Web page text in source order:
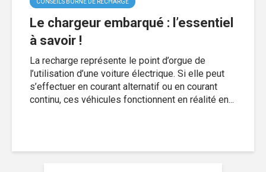
CONSEILS BORNE DE RECHARGE
Le chargeur embarqué : l’essentiel
à savoir !
La recharge représente le point d’orgue de
l’utilisation d’une voiture électrique. Si elle peut
s’effectuer en courant alternatif ou en courant
continu, ces véhicules fonctionnent en réalité en...